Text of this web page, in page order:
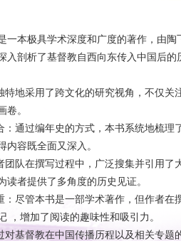
一本极具学术深度和广度的著作，由
入剖析了基督教自西向东传入中国后
特地采用了跨文化的研究视角，不仅
卷。
：通过编年史的方式，本书系统地梳
内容既全面又深入。
团队在撰写过程中，广泛搜集并引用
读者提供了多角度的历史见证。
：尽管本书是一部学术著作，但作者
，增加了阅读的趣味性和吸引力。
对基督教在中国传播历程以及相关专